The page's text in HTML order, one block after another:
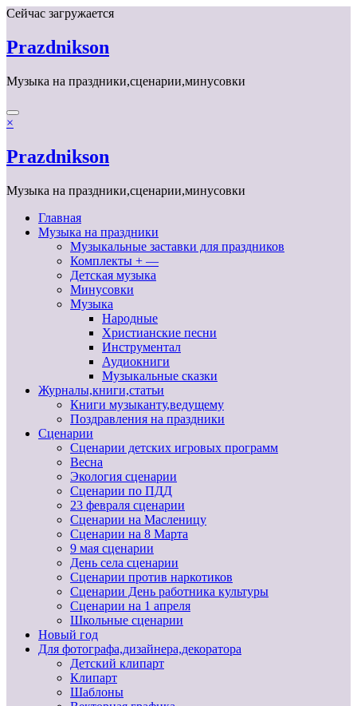
Перейти
содержимому
Сейчас загружается
Prazdnikson
Музыка на праздники,сценарии,минусовки
×
Prazdnikson
Музыка на праздники,сценарии,минусовки
Главная
Музыка на праздники
Музыкальные заставки для праздников
Комплекты + —
Детская музыка
Минусовки
Музыка
Народные
Христианские песни
Инструментал
Аудиокниги
Музыкальные сказки
Журналы,книги,статьи
Книги музыканту,ведущему
Поздравления на праздники
Сценарии
Сценарии детских игровых программ
Весна
Экология сценарии
Сценарии по ПДД
23 февраля сценарии
Сценарии на Масленицу
Сценарии на 8 Марта
9 мая сценарии
День села сценарии
Сценарии против наркотиков
Сценарии День работника культуры
Сценарии на 1 апреля
Школьные сценарии
Новый год
Для фотографа,дизайнера,декоратора
Детский клипарт
Клипарт
Шаблоны